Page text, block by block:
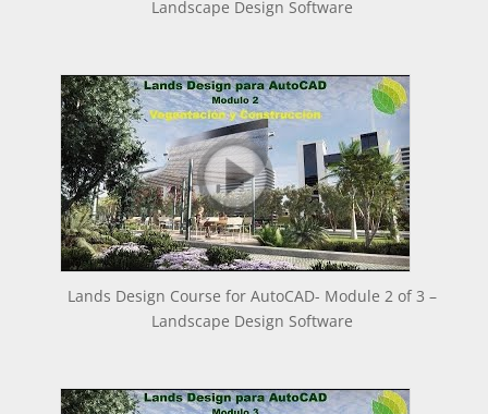
Landscape Design Software
Lands Design Course for AutoCAD- Module 2 of 3 –
Landscape Design Software